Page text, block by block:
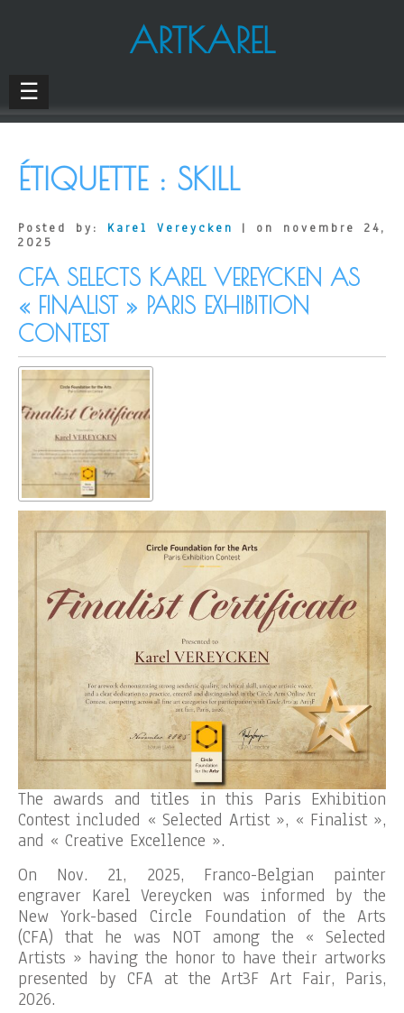
ARTKAREL
☰
ÉTIQUETTE : SKILL
Posted by: Karel Vereycken
| on novembre 24,
2025
CFA SELECTS KAREL VEREYCKEN AS
« FINALIST » PARIS EXHIBITION
CONTEST
The awards and titles in this Paris Exhibition
Contest included « Selected Artist », « Finalist »,
and « Creative Excellence ».
On Nov. 21, 2025, Franco-Belgian painter
engraver Karel Vereycken was informed by the
New York-based Circle Foundation of the Arts
(CFA) that he was NOT among the « Selected
Artists » having the honor to have their artworks
presented by CFA at the Art3F Art Fair, Paris,
2026.